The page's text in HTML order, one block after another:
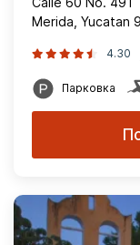
Merida, Yucatan
4.30
Парковка